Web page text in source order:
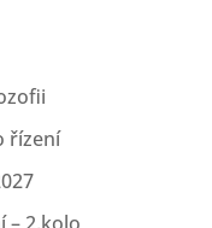
řízení